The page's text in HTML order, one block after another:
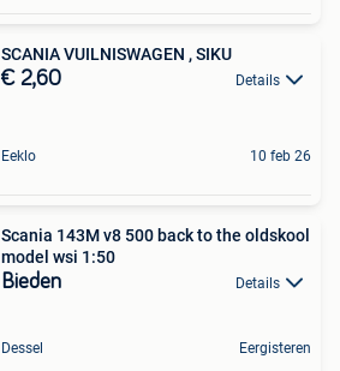
SCANIA VUILNISWAGEN , SIKU
€ 2,60 Details
Eeklo 10 feb 26
Scania 143M v8 500 back to the oldskool
model wsi 1:50
Bieden Details
Dessel Eergisteren